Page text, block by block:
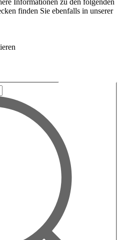
finden Sie ebenfalls in unserer